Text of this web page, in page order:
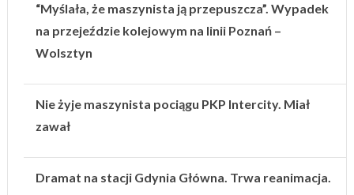
“Myślała, że maszynista ją przepuszcza”. Wypadek
na przejeździe kolejowym na linii Poznań –
Wolsztyn
Nie żyje maszynista pociągu PKP Intercity. Miał
zawał
Dramat na stacji Gdynia Główna. Trwa reanimacja.